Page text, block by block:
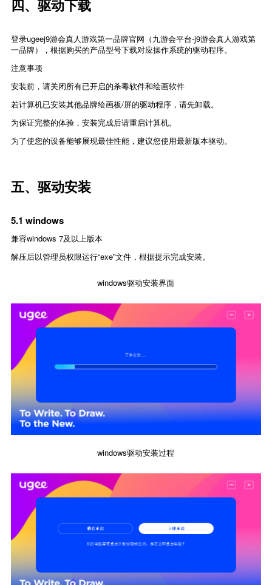
四、驱动下载
登录ugeej9游会真人游戏第一品牌官网（九游会平台-j9游会真人游戏第
一品牌），根据购买的产品型号下载对应操作系统的驱动程序。
注意事项
安装前，请关闭所有已开启的杀毒软件和绘画软件
若计算机已安装其他品牌绘画板/屏的驱动程序，请先卸载。
为保证完整的体验，安装完成后请重启计算机。
为了使您的设备能够展现最佳性能，建议您使用最新版本驱动。
五、驱动安装
5.1 windows
兼容windows 7及以上版本
解压后以管理员权限运行“exe”文件，根据提示完成安装。
windows驱动安装界面
windows驱动安装过程